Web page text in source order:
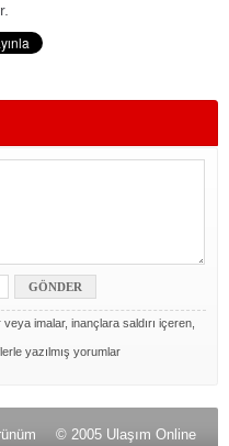
imalar, inançlara saldırı içeren,
yazılmış yorumlar
© 2005 Ulaşım Online